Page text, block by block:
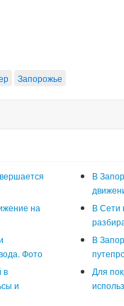
Запорожье
В
на
В Сети
Фото
В
в
и
Для